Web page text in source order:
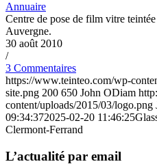
Annuaire
Centre de pose de film vitre
Auvergne.
30 août 2010
/
3 Commentaires
https://www.teinteo.com/wp-
site.png 200 650 John ODiam
content/uploads/2015/03/logo.png
09:34:372025-02-20 11:46:25
Clermont-Ferrand
L’actualité par email